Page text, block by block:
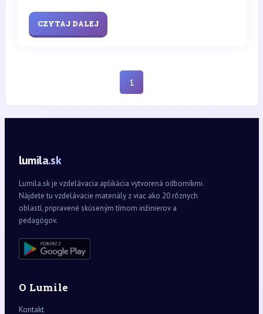
CZYTAJ DALEJ
1
lumila.sk
Lumila.sk je vzdelávacia aplikácia vytvorená odborníkmi.
Nájdete tu vzdelávacie materiály z viac ako 20 rôznych
oblastí, pripravené skúseným tímom inžinierov a
pedagógov.
O Lumile
Kontakt